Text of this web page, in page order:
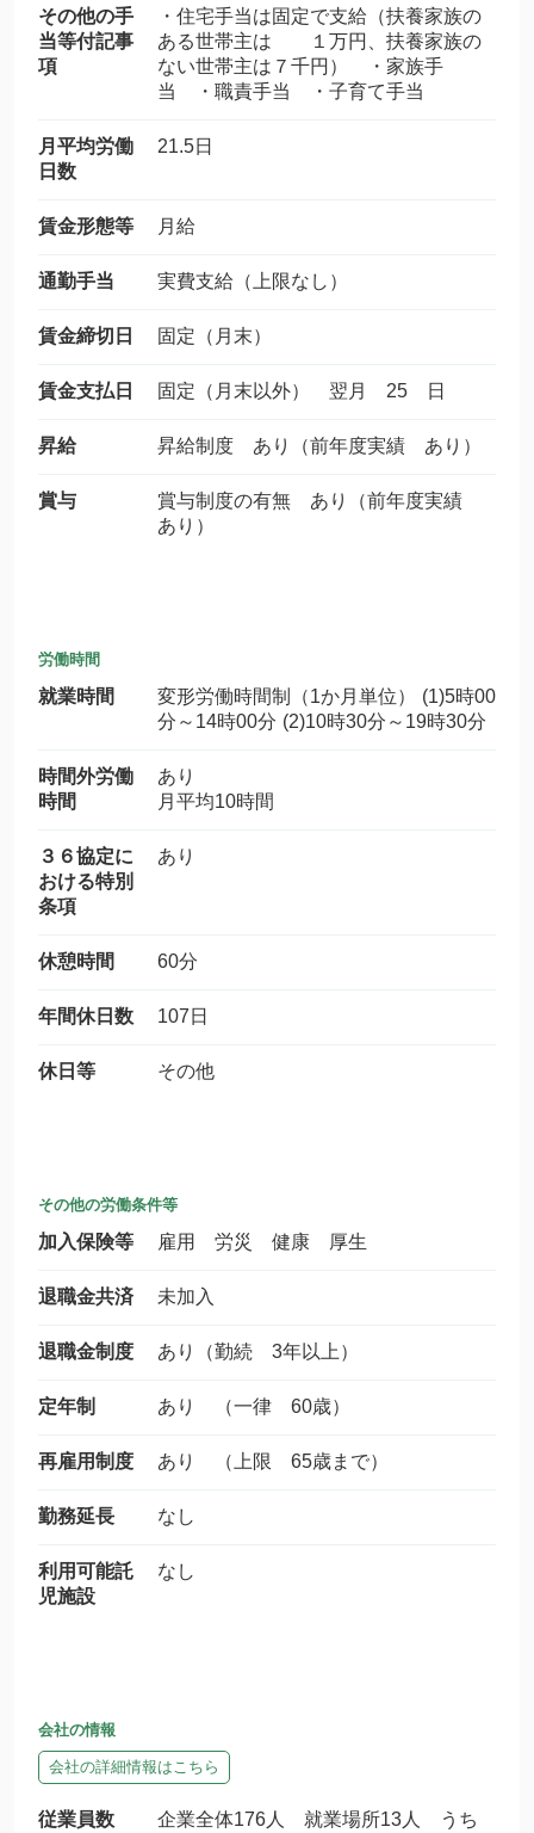
その他の手
当等付記事
項
・住宅手当は固定で支給（扶養家族の
ある世帯主は １万円、扶養家族の
ない世帯主は７千円） ・家族手
当 ・職責手当 ・子育て手当
月平均労働
日数
21.5日
賃金形態等 月給
通勤手当 実費支給（上限なし）
賃金締切日 固定（月末）
賃金支払日 固定（月末以外） 翌月 25 日
昇給 昇給制度 あり（前年度実績 あり）
賞与
賞与制度の有無 あり（前年度実績
あり）
労働時間
就業時間
変形労働時間制（1か月単位） (1)5時00
分～14時00分 (2)10時30分～19時30分
時間外労働
時間
あり
月平均10時間
３６協定に
おける特別
条項
あり
休憩時間 60分
年間休日数 107日
休日等 その他
その他の労働条件等
加入保険等 雇用 労災 健康 厚生
退職金共済 未加入
退職金制度 あり（勤続 3年以上）
定年制 あり （一律 60歳）
再雇用制度 あり （上限 65歳まで）
勤務延長 なし
利用可能託
児施設
なし
会社の情報
会社の詳細情報はこちら
従業員数
企業全体176人 就業場所13人 うち